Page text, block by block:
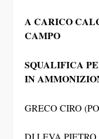
A CARICO
CAMPO
SQUALIFICA
IN
GRECO CIRO
DI LEVA PIETRO